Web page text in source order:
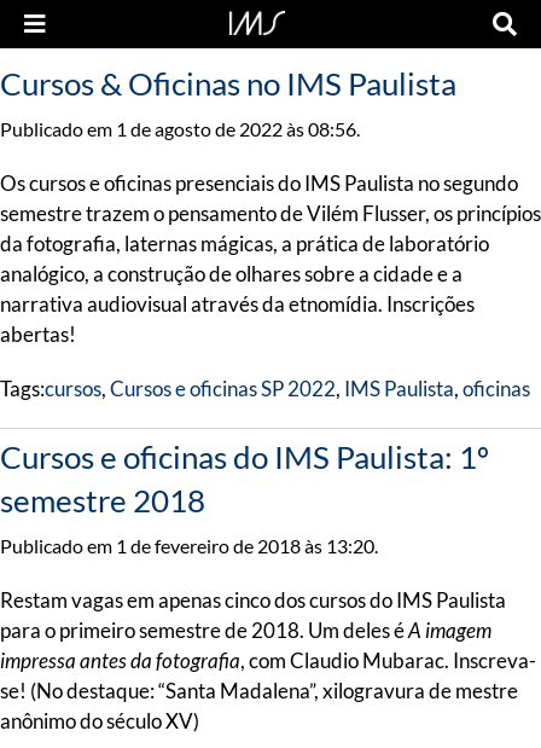
Cursos & Oficinas no IMS Paulista
Publicado em 1 de agosto de 2022 às 08:56.
Os cursos e oficinas presenciais do IMS Paulista no segundo
semestre trazem o pensamento de Vilém Flusser, os princípios
da fotografia, laternas mágicas, a prática de laboratório
analógico, a construção de olhares sobre a cidade e a
narrativa audiovisual através da etnomídia. Inscrições
abertas!
Tags:cursos,Cursos e oficinas SP 2022, IMS Paulista,oficinas
Cursos e oficinas do IMS Paulista: 1º
semestre 2018
Publicado em 1 de fevereiro de 2018 às 13:20.
Restam vagas em apenas cinco dos cursos do IMS Paulista
para o primeiro semestre de 2018. Um deles éA imagem
impressa antes da fotografia, com Claudio Mubarac. Inscreva-
se! (No destaque: “Santa Madalena”, xilogravura de mestre
anônimo do século XV)